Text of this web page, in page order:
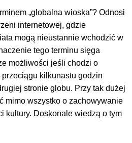
„globalna wioska”? Odnosi
internetowej, gdzie
mogą nieustannie wchodzić w
tego terminu sięga
możliwości jeśli chodzi o
kilkunastu godzin
stronie globu. Przy tak dużej
mimo wszystko o zachowywanie
kultury. Doskonale wiedzą o tym